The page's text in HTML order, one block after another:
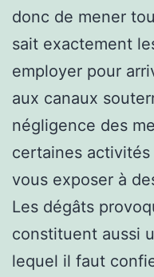
donc de mener
sait exactement
employer pour
aux canaux
négligence des
certaines
vous exposer à
Les dégâts
constituent aussi
lequel il faut